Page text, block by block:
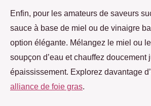
Enfin, pour les amateurs de saveurs
sauce à base de miel ou de vinaigre
option élégante. Mélangez le miel ou
soupçon d’eau et chauffez doucement
épaississement. Explorez davantage
alliance de foie gras.